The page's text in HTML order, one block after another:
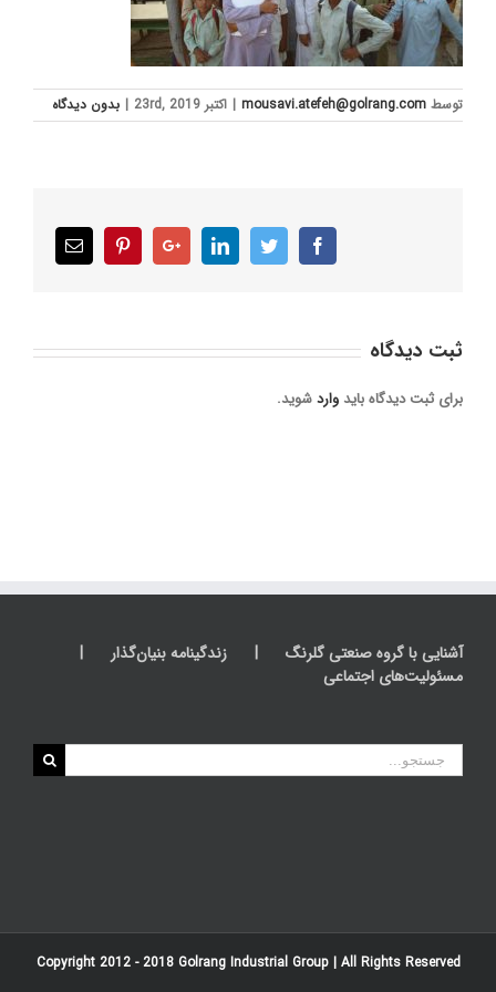
توسط mousavi.atefeh@golrang.com
| اکتبر 23rd, 2019 | بدون ديدگاه
Facebook
Twitter
LinkedIn
Google+
Pinterest
Email
ثبت ديدگاه
برای ثبت دیدگاه باید واردشوید.
آشنایی با گروه صنعتی گلرنگ
زندگینامه بنیان‌گذار
مسئولیت‌های اجتماعی
جستجو
برای:
Copyright 2012 - 2018 Golrang Industrial Group| All Rights Reserved